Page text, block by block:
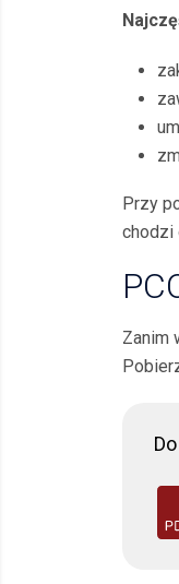
Przy
chodzi
Zanim